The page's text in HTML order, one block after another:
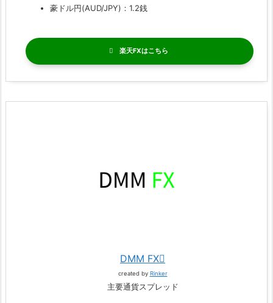
豪ドル円(AUD/JPY)：1.2銭
楽天FX
DMM FX
created by Rinker
主要通貨スプレッド